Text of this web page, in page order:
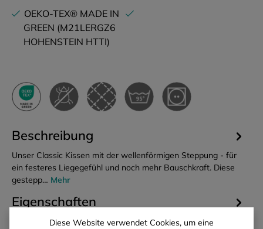
OEKO-TEX® MADE IN
GREEN (M21LERGZ6
HOHENSTEIN HTTI)
Beschreibung
Unser Classic Kissen mit der wellenförmigen Steppung - für
ein festeres Liegegefühl und noch mehr Bauschkraft. Diese
gestepp… Mehr
Eigenschaften
Diese Website verwendet Cookies, um eine